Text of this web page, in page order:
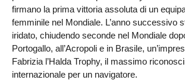
firmano la prima vittoria assoluta di un
femminile nel Mondiale. L’anno successivo
iridato, chiudendo seconde nel Mondiale
Portogallo, all’Acropoli e in Brasile,
Fabrizia l’Halda Trophy, il massimo
internazionale per un navigatore.